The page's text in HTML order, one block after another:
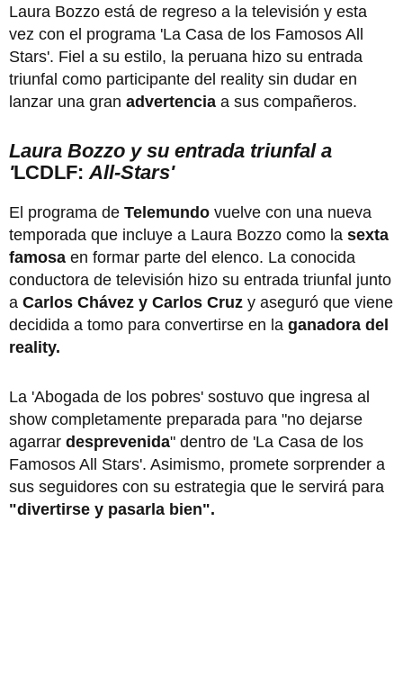
Laura Bozzo está de regreso a la televisión y esta
vez con el programa 'La Casa de los Famosos All
Stars'. Fiel a su estilo, la peruana hizo su entrada
triunfal como participante del reality sin dudar en
lanzar una gran advertencia a sus compañeros.
Laura Bozzo y su entrada triunfal a
'LCDLF: All-Stars'
El programa de Telemundo vuelve con una nueva
temporada que incluye a Laura Bozzo como la sexta
famosa en formar parte del elenco. La conocida
conductora de televisión hizo su entrada triunfal junto
a Carlos Chávez y Carlos Cruz y aseguró que viene
decidida a tomo para convertirse en la ganadora del
reality.
La 'Abogada de los pobres' sostuvo que ingresa al
show completamente preparada para "no dejarse
agarrar desprevenida" dentro de 'La Casa de los
Famosos All Stars'. Asimismo, promete sorprender a
sus seguidores con su estrategia que le servirá para
"divertirse y pasarla bien".